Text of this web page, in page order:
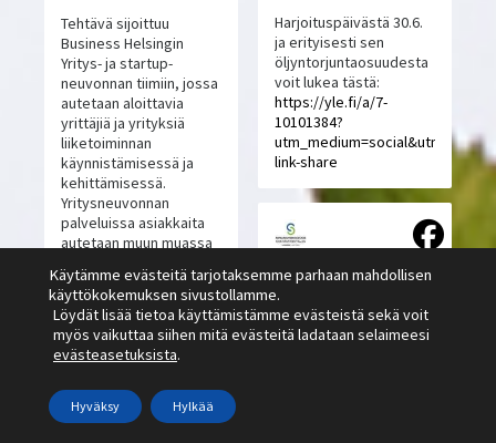
Tehtävä sijoittuu
Business Helsingin
Yritys- ja startup-
neuvonnan tiimiin, jossa
autetaan aloittavia
yrittäjiä ja yrityksiä
liiketoiminnan
käynnistämisessä ja
kehittämisessä.
Yritysneuvonnan
palveluissa asiakkaita
autetaan muun muassa
liiketoimintasuunnitelmien
ja talouslaskelmien
laadinnassa.
Järjestämme myös eri
teemoista koulutuksia
tukemiseksi ja
ohjaamme asiakkaita
Harjoituspäivästä 30.6.
ja erityisesti sen
öljyntorjuntaosuudesta
voit lukea tästä:
https://yle.fi/a/7-
10101384?
link-share
Siviilipalveluskeskus
1 kuukausi sitten
Käytämme evästeitä tarjotaksemme parhaan mahdollisen
käyttökokemuksen sivustollamme.
Löydät lisää tietoa käyttämistämme evästeistä sekä voit
myös vaikuttaa siihen mitä evästeitä ladataan selaimeesi
evästeasetuksista.
Hyväksy Hylkää